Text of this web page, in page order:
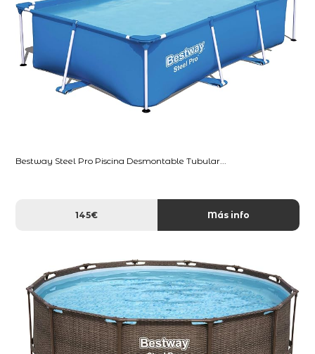
Bestway Steel Pro Piscina Desmontable Tubular...
145€ Más info